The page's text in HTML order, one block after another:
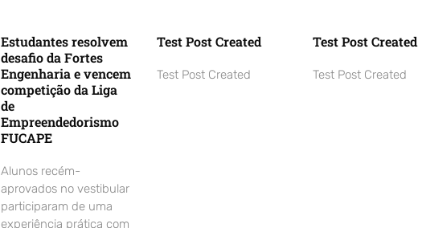
Estudantes resolvem
desafio da Fortes
Engenharia e vencem
competição da Liga
de
Empreendedorismo
FUCAPE
Alunos recém-
aprovados no vestibular
participaram de uma
experiência prática com
Test Post Created
Test Post Created
Test Post Created
Test Post Created